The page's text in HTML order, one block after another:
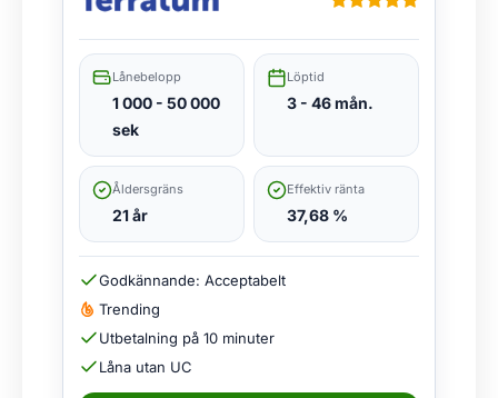
Lånebelopp
1 000 - 50 000
sek
Löptid
3 - 46 mån.
Åldersgräns
21 år
Effektiv ränta
37,68 %
Godkännande: Acceptabelt
Trending
Utbetalning på 10 minuter
Låna utan UC